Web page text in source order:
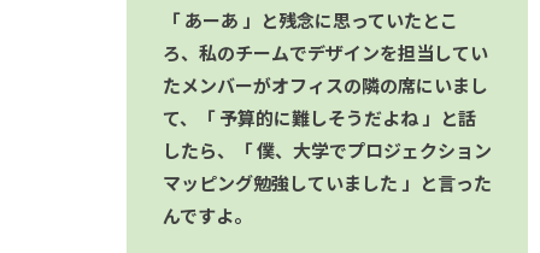
「 あーあ 」と残念に思っていたとこ
ろ、私のチームでデザインを担当してい
たメンバーがオフィスの隣の席にいまし
て、「 予算的に難しそうだよね 」と話
したら、「 僕、大学でプロジェクション
マッピング勉強していました 」と言った
んですよ。